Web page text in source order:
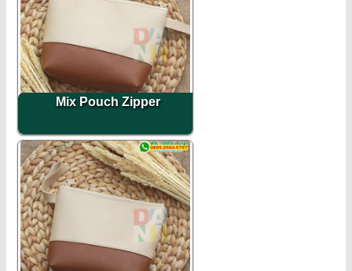
Mix Pouch Zipper